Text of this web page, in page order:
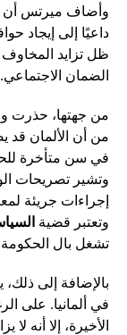
وأضاف ميرتس أن
داعيًا إلى إيجاد
ظل تزايد
الضمان الاجتماعي.
من جهتها، حذرت
من أن الألمان قد
في سن متأخرة
وتشير تصريحات
إجراءات جريئة
وتعتبر قضية
تشغل بال الحكومة
بالإضافة إلى
في ألمانيا. على
الأخيرة، إلا أنه